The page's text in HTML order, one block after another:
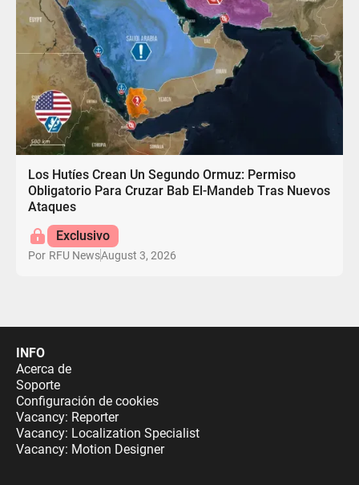
Los Hutíes Crean Un Segundo Ormuz: Permiso
Obligatorio Para Cruzar Bab El-Mandeb Tras Nuevos
Ataques
Exclusivo
Por RFU NewsAugust 3, 2026
INFO
Acerca de
Soporte
Configuración de cookies
Vacancy: Reporter
Vacancy: Localization Specialist
Vacancy: Motion Designer